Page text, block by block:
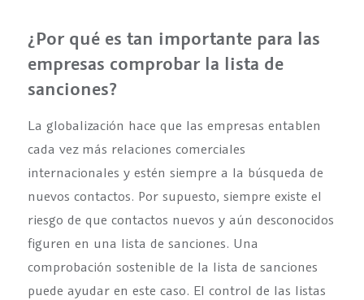
¿Por qué es tan importante para las
empresas comprobar la lista de
sanciones?
La globalización hace que las empresas entablen
cada vez más relaciones comerciales
internacionales y estén siempre a la búsqueda de
nuevos contactos. Por supuesto, siempre existe el
riesgo de que contactos nuevos y aún desconocidos
figuren en una lista de sanciones. Una
comprobación sostenible de la lista de sanciones
puede ayudar en este caso. El control de las listas